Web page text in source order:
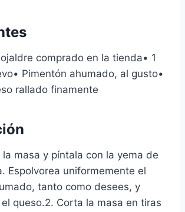
comprado en la tienda• 1
Pimentón ahumado, al gusto•
rallado finamente
la masa y píntala con la yema de
Espolvorea uniformemente el
tanto como desees, y
queso.2. Corta la masa en tiras